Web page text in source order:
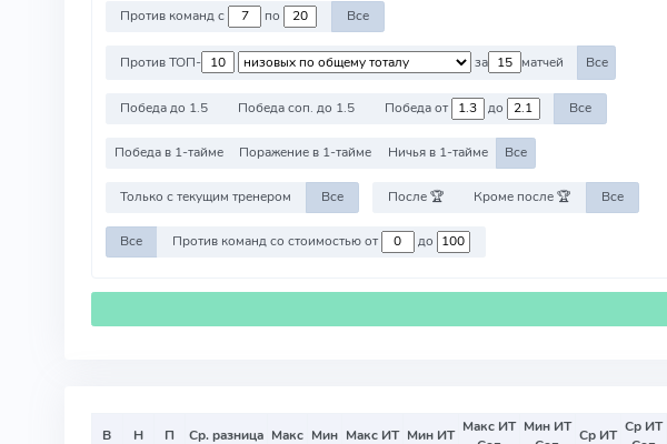
Против команд с по Все
Против ТОП- за матчей Все
Победа до 1.5 Победа соп. до 1.5 Победа от до Все
Победа в 1-тайме Поражение в 1-тайме Ничья в 1-тайме Все
Только с текущим тренером Все После 🏆 Кроме после 🏆 Все
Все Против команд со стоимостью от до
В Н П Ср. разница Макс Мин Макс ИТ Мин ИТ Макс ИТ Мин ИТ Ср ИТ Ср ИТ